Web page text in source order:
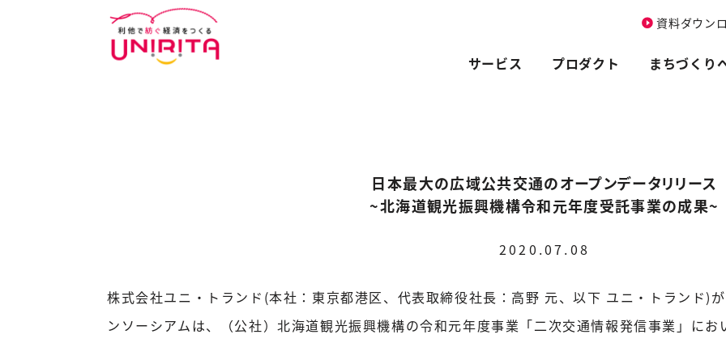
資料ダウン
サービス プロダクト まちづくり
日本最大の広域公共交通のオープンデータリリース
~北海道観光振興機構令和元年度受託事業の成果~
2020.07.08
株式会社ユニ・トランド(本社：東京都港区、代表取締役社長：高野 元、以下 ユニ・トランド)
ンソーシアムは、（公社）北海道観光振興機構の令和元年度事業「二次交通情報発信事業」に